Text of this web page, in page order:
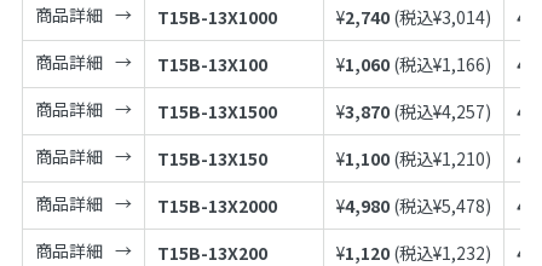
商品詳細
T15B-13X1000 ¥2,740 (税込¥3,014)
商品詳細
T15B-13X100 ¥1,060 (税込¥1,166)
商品詳細
T15B-13X1500 ¥3,870 (税込¥4,257)
商品詳細
T15B-13X150 ¥1,100 (税込¥1,210)
商品詳細
T15B-13X2000 ¥4,980 (税込¥5,478)
商品詳細
T15B-13X200 ¥1,120 (税込¥1,232)